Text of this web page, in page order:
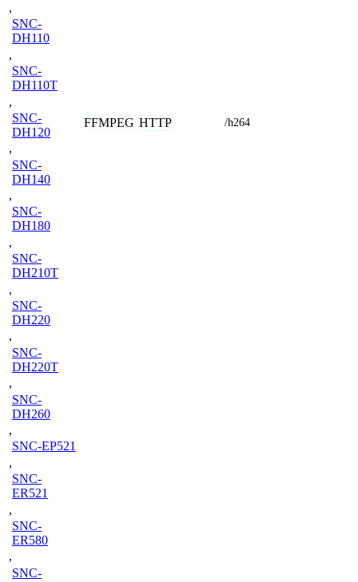
,
SNC-
DH110
,
SNC-
DH110T
,
SNC-
DH120
,
SNC-
DH140
,
SNC-
DH180
,
SNC-
DH210T
,
SNC-
DH220
,
SNC-
DH220T
,
SNC-
DH260
,
SNC-EP521
,
SNC-
ER521
,
SNC-
ER580
,
SNC-
FFMPEG HTTP /h264